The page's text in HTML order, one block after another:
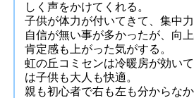
しく声をかけてくれる。
子供が体力が付いてきて、集中力
自信が無い事が多かったが、向
肯定感も上がった気がする。
虹の丘コミセンは冷暖房が効い
は子供も大人も快適。
親も初心者で右も左も分からな